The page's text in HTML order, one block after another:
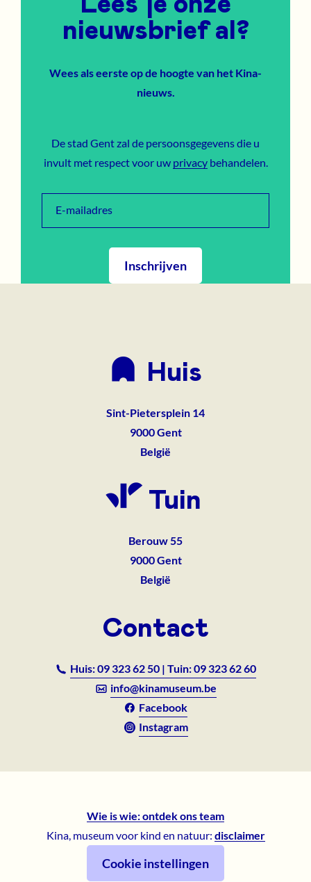
nieuwsbrief al?
Wees als eerste op de hoogte van het Kina-
nieuws.
De stad Gent zal de persoonsgegevens die u
invult met respect voor uw privacybehandelen.
E-mailadres
Inschrijven
Huis
Sint-Pietersplein 14
9000Gent
België
Tuin
Berouw 55
9000Gent
België
Contact
Huis: 09 323 62 50 | Tuin: 09 323 62 60
info@kinamuseum.be
Facebook
Instagram
Wie is wie: ontdek ons team
Kina, museum voor kind en natuur: disclaimer
Cookie instellingen